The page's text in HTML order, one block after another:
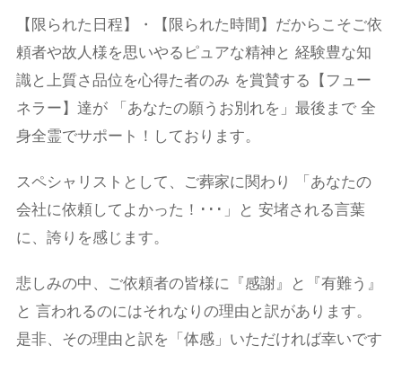
【限られた日程】・【限られた時間】だからこそご依
頼者や故人様を思いやるピュアな精神と 経験豊な知
識と上質さ品位を心得た者のみ を賞賛する【フュー
ネラー】達が 「あなたの願うお別れを」最後まで 全
身全霊でサポート！しております。
スペシャリストとして、ご葬家に関わり 「あなたの
会社に依頼してよかった！･･･」と 安堵される言葉
に、誇りを感じます。
悲しみの中、ご依頼者の皆様に『感謝』と『有難う』
と 言われるのにはそれなりの理由と訳があります。
是非、その理由と訳を「体感」いただければ幸いです